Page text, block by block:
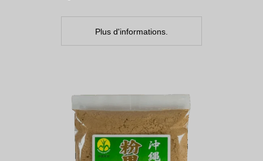
Plus d'informations.